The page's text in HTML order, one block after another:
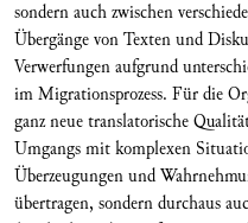
sondern auch zwischen
Übergänge von Texten und
Verwerfungen aufgrund
im Migrationsprozess. Für die
ganz neue translatorische
Umgangs mit komplexen
Überzeugungen und
übertragen, sondern durchaus